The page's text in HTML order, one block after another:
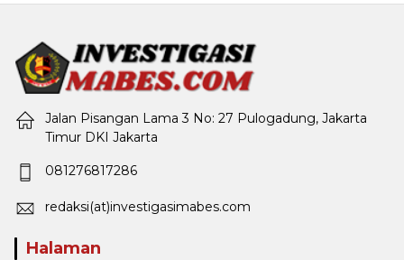
Jalan Pisangan Lama 3 No: 27 Pulogadung, Jakarta
Timur DKI Jakarta
081276817286
redaksi(at)investigasimabes.com
Halaman